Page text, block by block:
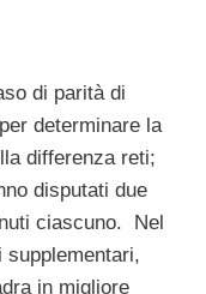
di parità di
determinare la
differenza reti;
disputati due
ciascuno. Nel
supplementari,
in migliore